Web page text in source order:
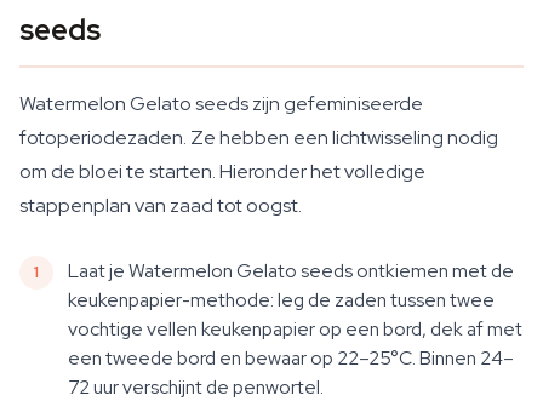
seeds
Watermelon Gelato seeds zijn gefeminiseerde
fotoperiodezaden. Ze hebben een lichtwisseling nodig
om de bloei te starten. Hieronder het volledige
stappenplan van zaad tot oogst.
Laat je Watermelon Gelato seeds ontkiemen met de
keukenpapier-methode: leg de zaden tussen twee
vochtige vellen keukenpapier op een bord, dek af met
een tweede bord en bewaar op 22–25°C. Binnen 24–
72 uur verschijnt de penwortel.